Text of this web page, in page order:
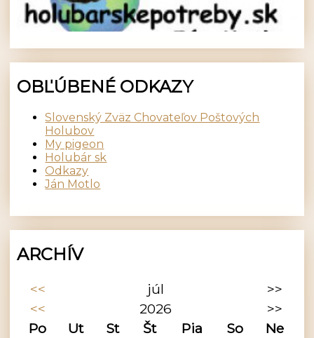
OBĽÚBENÉ ODKAZY
Slovenský Zväz Chovateľov Poštových
Holubov
My pigeon
Holubár sk
Odkazy
Ján Motlo
ARCHÍV
<< júl
>>
<<
2026
>>
Po
Ut St Št Pia So
Ne